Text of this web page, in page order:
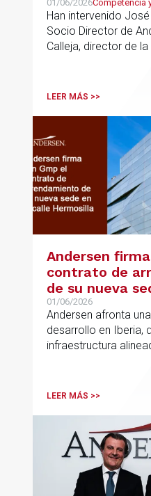
de soberanía y
del Derecho
constituciones
01/06/2026Competencia
Han intervenido
Socio Director de
Calleja, director de la
jurídico y académico
LEER MÁS >>
Andersen
contrato de
de su nueva
Hermosilla
01/06/2026
Andersen afronta
desarrollo en Iberia,
infraestructura
LEER MÁS >>